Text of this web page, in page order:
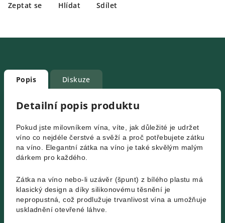
Zeptat se Hlídat Sdílet
Popis Diskuze
Detailní popis produktu
Pokud jste milovníkem vína, víte, jak důležité je udržet
víno co nejdéle čerstvé a svěží a proč potřebujete zátku
na víno. Elegantní zátka na víno je také skvělým malým
dárkem pro každého.
Zátka na víno nebo-li uzávěr (špunt) z bílého plastu má
klasický design a díky silikonovému těsnění je
nepropustná, což prodlužuje trvanlivost vína a umožňuje
uskladnění otevřené láhve.